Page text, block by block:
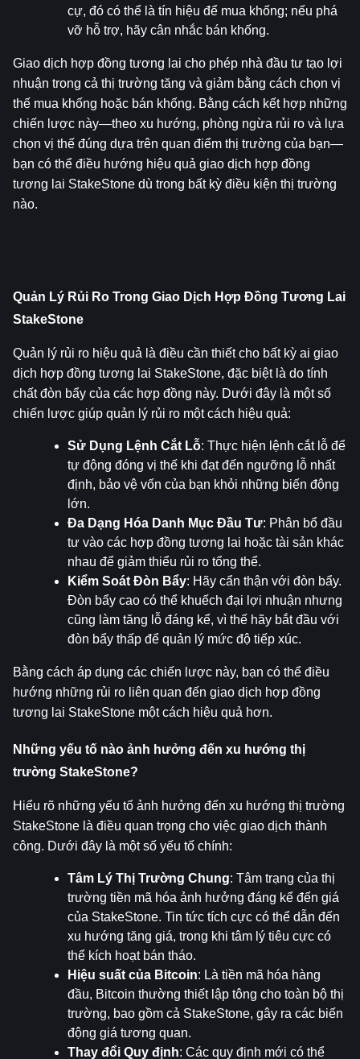
cự, đó có thể là tín hiệu để mua khống; nếu phá
vỡ hỗ trợ, hãy cân nhắc bán khống.
Giao dịch hợp đồng tương lai cho phép nhà đầu tư tạo lợi
nhuận trong cả thị trường tăng và giảm bằng cách chọn vị
thế mua khống hoặc bán khống. Bằng cách kết hợp những
chiến lược này—theo xu hướng, phòng ngừa rủi ro và lựa
chọn vị thế đúng dựa trên quan điểm thị trường của bạn—
bạn có thể điều hướng hiệu quả giao dịch hợp đồng
tương lai StakeStone dù trong bất kỳ điều kiện thị trường
nào.
Quản Lý Rủi Ro Trong Giao Dịch Hợp Đồng Tương Lai
StakeStone
Quản lý rủi ro hiệu quả là điều cần thiết cho bất kỳ ai giao
dịch hợp đồng tương lai StakeStone, đặc biệt là do tính
chất đòn bẩy của các hợp đồng này. Dưới đây là một số
chiến lược giúp quản lý rủi ro một cách hiệu quả:
Sử Dụng Lệnh Cắt Lỗ: Thực hiện lệnh cắt lỗ để
tự động đóng vị thế khi đạt đến ngưỡng lỗ nhất
định, bảo vệ vốn của bạn khỏi những biến động
lớn.
Đa Dạng Hóa Danh Mục Đầu Tư: Phân bổ đầu
tư vào các hợp đồng tương lai hoặc tài sản khác
nhau để giảm thiểu rủi ro tổng thể.
Kiểm Soát Đòn Bẩy: Hãy cẩn thận với đòn bẩy.
Đòn bẩy cao có thể khuếch đại lợi nhuận nhưng
cũng làm tăng lỗ đáng kể, vì thế hãy bắt đầu với
đòn bẩy thấp để quản lý mức độ tiếp xúc.
Bằng cách áp dụng các chiến lược này, bạn có thể điều
hướng những rủi ro liên quan đến giao dịch hợp đồng
tương lai StakeStone một cách hiệu quả hơn.
Những yếu tố nào ảnh hưởng đến xu hướng thị
trường StakeStone?
Hiểu rõ những yếu tố ảnh hưởng đến xu hướng thị trường
StakeStone là điều quan trọng cho việc giao dịch thành
công. Dưới đây là một số yếu tố chính:
Tâm Lý Thị Trường Chung: Tâm trạng của thị
trường tiền mã hóa ảnh hưởng đáng kể đến giá
của StakeStone. Tin tức tích cực có thể dẫn đến
xu hướng tăng giá, trong khi tâm lý tiêu cực có
thể kích hoạt bán tháo.
Hiệu suất của Bitcoin: Là tiền mã hóa hàng
đầu, Bitcoin thường thiết lập tông cho toàn bộ thị
trường, bao gồm cả StakeStone, gây ra các biến
động giá tương quan.
Thay đổi Quy định: Các quy định mới có thể